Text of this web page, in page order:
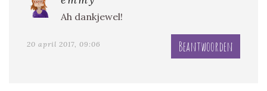
Ah dankjewel!
20 april 2017, 09:06 Beantwoorden